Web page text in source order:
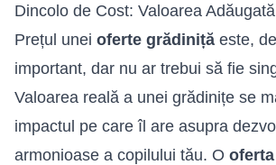
Dincolo de Cost: Valoarea Adăugată
Prețul unei oferte grădiniță este,
important, dar nu ar trebui să fie
Valoarea reală a unei grădinițe se
impactul pe care îl are asupra
armonioase a copilului tău. O